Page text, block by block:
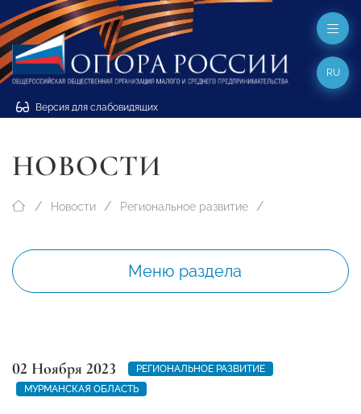
Версия для слабовидящих
RU
НОВОСТИ
Новости Региональное развитие
Меню раздела
02 Ноября 2023
РЕГИОНАЛЬНОЕ РАЗВИТИЕ
МУРМАНСКАЯ ОБЛАСТЬ